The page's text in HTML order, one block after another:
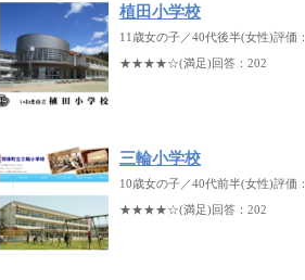
植田小学校
11歳女の子／40代後半(女性)評価：
★★★★☆(満足)回答：202
三輪小学校
10歳女の子／40代前半(女性)評価：
★★★★☆(満足)回答：202